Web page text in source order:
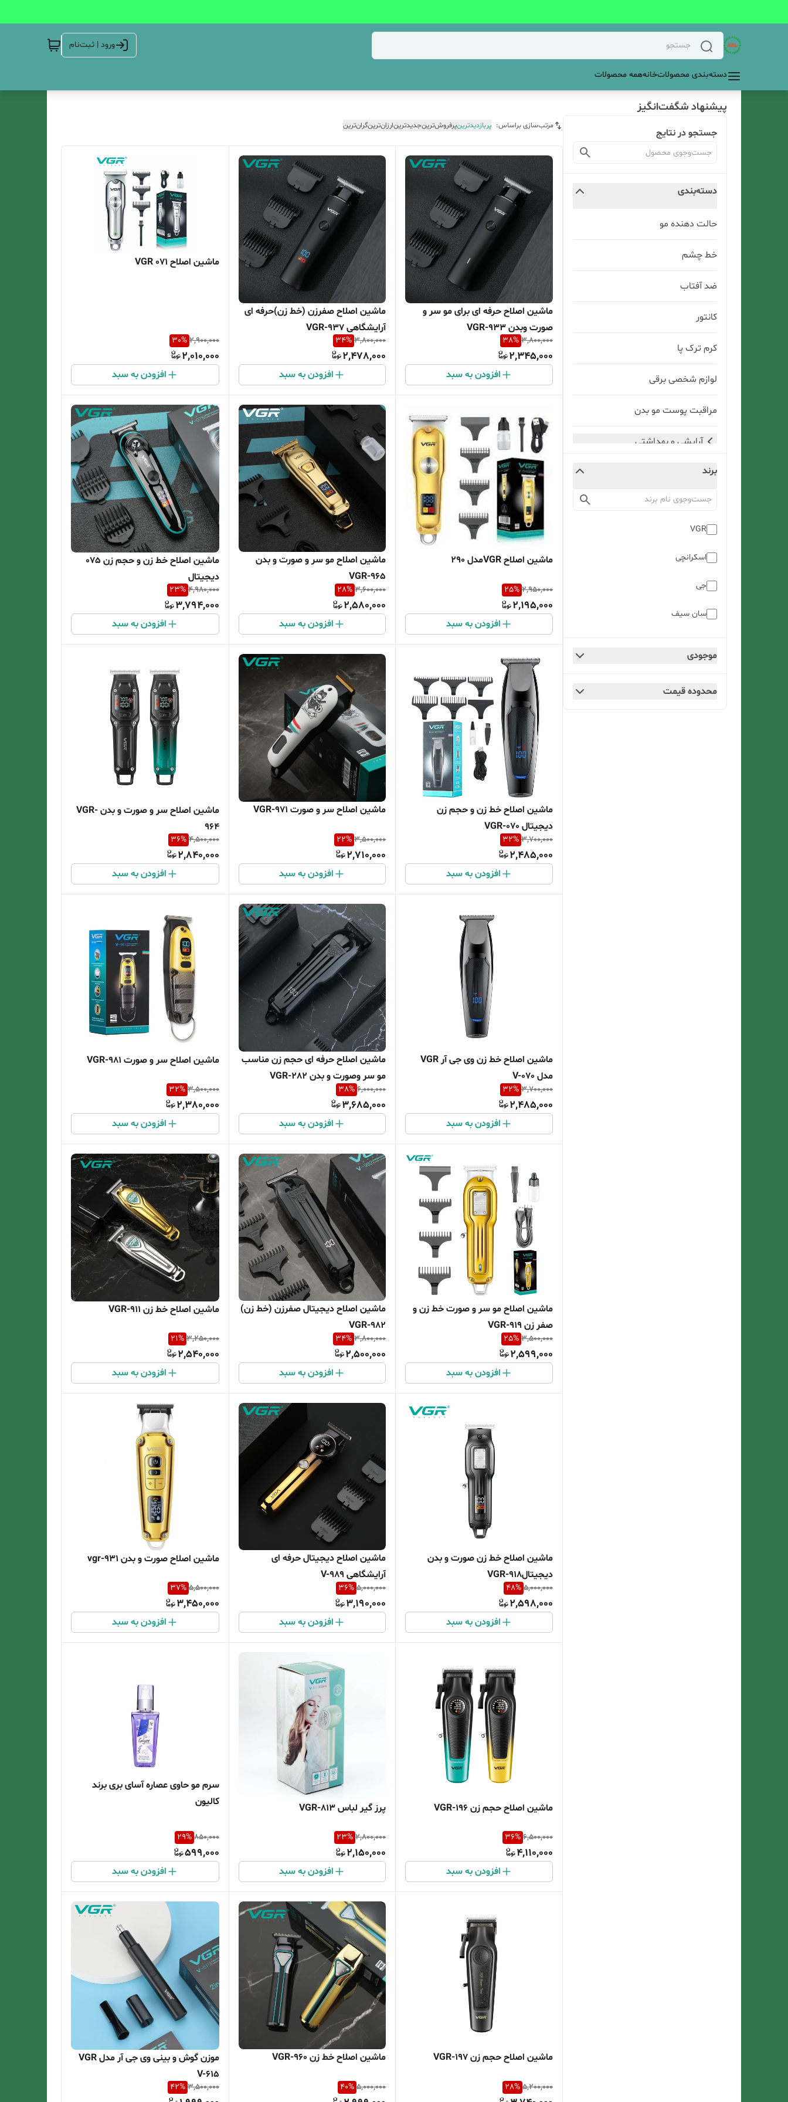
ورود | ثبت‌نام
دسته‌بندی محصولاتخانههمه محصولات
پیشنهاد شگفت‌انگیز
جستجو در نتایج
دسته‌بندی
حالت دهنده مو
خط چشم
ضد آفتاب
کانتور
کرم ترک پا
لوازم شخصی برقی
مراقبت پوست مو بدن
آرایشی و بهداشتی
ماشین اصلاح
برند
VGR
اسکرانچی
جی
سان سیف
کامفیز
موجودی
محدوده قیمت
مرتب‌سازی براساس: پربازدیدترینپرفروش‌ترینجدیدترینارزان‌ترینگران‌ترین
ماشین اصلاح حرفه ای برای مو سر و
صورت وبدن VGR-933
3,800,000
38%
2,345,000
افزودن به سبد
ماشین اصلاح صفرزن (خط زن)حرفه ای
آرایشگاهی VGR-937
3,800,000
34%
2,478,000
افزودن به سبد
ماشین اصلاح 071 VGR
2,900,000
30%
2,010,000
افزودن به سبد
ماشین اصلاح VGRمدل 290
2,950,000
25%
2,195,000
افزودن به سبد
ماشین اصلاح مو سر و صورت و بدن
VGR-965
3,600,000
28%
2,580,000
افزودن به سبد
ماشین اصلاح خط زن و حجم زن 075
دیجیتال
4,980,000
23%
3,794,000
افزودن به سبد
ماشین اصلاح خط زن و حجم زن
دیجیتال VGR-070
3,700,000
32%
2,485,000
افزودن به سبد
ماشین اصلاح سر و صورت VGR-971
3,500,000
22%
2,710,000
افزودن به سبد
ماشین اصلاح سر و صورت و بدن VGR-
964
4,500,000
36%
2,840,000
افزودن به سبد
ماشین اصلاح خط زن وی جی آر VGR
مدل V-070
3,700,000
32%
2,485,000
افزودن به سبد
ماشین اصلاح حرفه ای حجم زن مناسب
مو سر وصورت و بدن VGR-282
6,000,000
38%
3,685,000
افزودن به سبد
ماشین اصلاح سر و صورت VGR-981
3,500,000
32%
2,380,000
افزودن به سبد
ماشین اصلاح مو سر و صورت خط زن و
صفر زن VGR-919
3,500,000
25%
2,599,000
افزودن به سبد
ماشین اصلاح دیجیتال صفرزن (خط زن)
VGR-982
3,800,000
34%
2,500,000
افزودن به سبد
ماشین اصلاح خط زن VGR-911
3,250,000
21%
2,540,000
افزودن به سبد
ماشین اصلاح خط زن صورت و بدن
دیجیتالVGR-918
5,000,000
48%
2,598,000
افزودن به سبد
ماشین اصلاح دیجیتال حرفه ای
آرایشگاهی V-989
5,000,000
36%
3,190,000
افزودن به سبد
ماشین اصلاح صورت و بدن vgr-931
5,500,000
37%
3,450,000
افزودن به سبد
ماشین اصلاح حجم زن VGR-196
6,500,000
36%
4,110,000
افزودن به سبد
پرز گیر لباس VGR-813
2,800,000
23%
2,150,000
افزودن به سبد
سرم مو حاوی عصاره آسای بری برند
کالیون
850,000
29%
599,000
افزودن به سبد
ماشین اصلاح حجم زن VGR-197
5,200,000
28%
ماشین اصلاح خط زن VGR-960
5,000,000
40%
موزن گوش و بینی وی جی آر مدل VGR
V-615
3,500,000
42%